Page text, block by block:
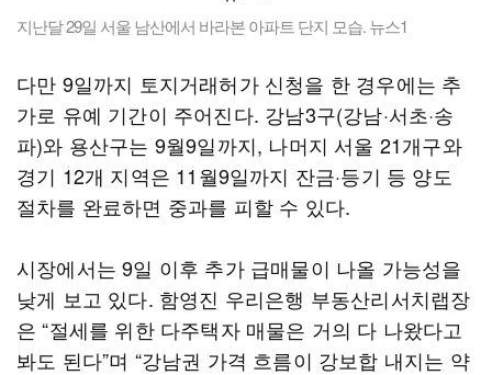
지난달 29일 서울 남산에서 바라본 아파트 단지 모습. 뉴스1
다만 9일까지 토지거래허가 신청을 한 경우에는 추
가로 유예 기간이 주어진다. 강남3구(강남·서초·송
파)와 용산구는 9월9일까지, 나머지 서울 21개구와
경기 12개 지역은 11월9일까지 잔금·등기 등 양도
절차를 완료하면 중과를 피할 수 있다.
시장에서는 9일 이후 추가 급매물이 나올 가능성을
낮게 보고 있다. 함영진 우리은행 부동산리서치랩장
은 “절세를 위한 다주택자 매물은 거의 다 나왔다고
봐도 된다”며 “강남권 가격 흐름이 강보합 내지는 약